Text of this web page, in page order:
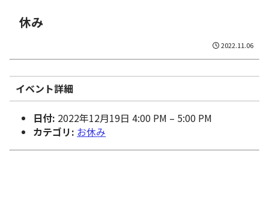
休み
2022.11.06
イベント詳細
日付: 2022年12月19日 4:00 PM – 5:00 PM
カテゴリ: お休み